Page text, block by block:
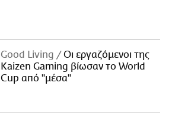
Good Living
Οι εργαζόμενοι της
Kaizen Gaming βίωσαν το World
Cup από "μέσα"